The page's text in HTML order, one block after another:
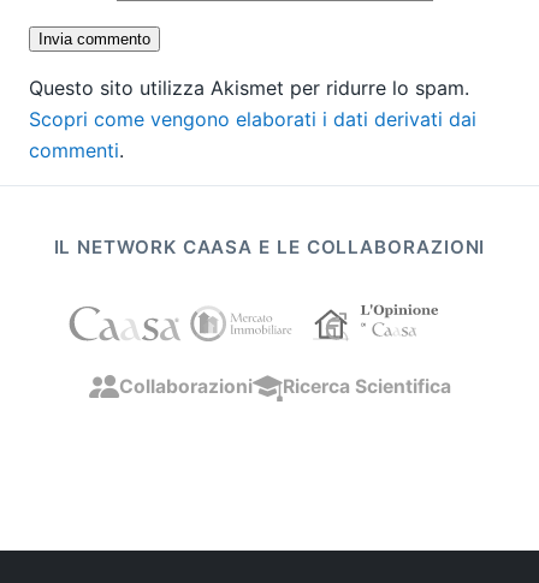
Questo sito utilizza Akismet per ridurre lo spam.
Scopri come vengono elaborati i dati derivati dai
commenti.
IL NETWORK CAASA E LE COLLABORAZIONI
Collaborazioni Ricerca Scientifica